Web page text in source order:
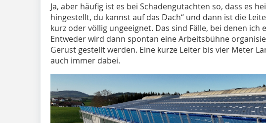
Ja, aber häufig ist es bei Schadengutachten so, dass es
hingestellt, du kannst auf das Dach“ und dann ist die
kurz oder völlig ungeeignet. Das sind Fälle, bei denen ich
Entweder wird dann spontan eine Arbeitsbühne
Gerüst gestellt werden. Eine kurze Leiter bis vier Meter
auch immer dabei.